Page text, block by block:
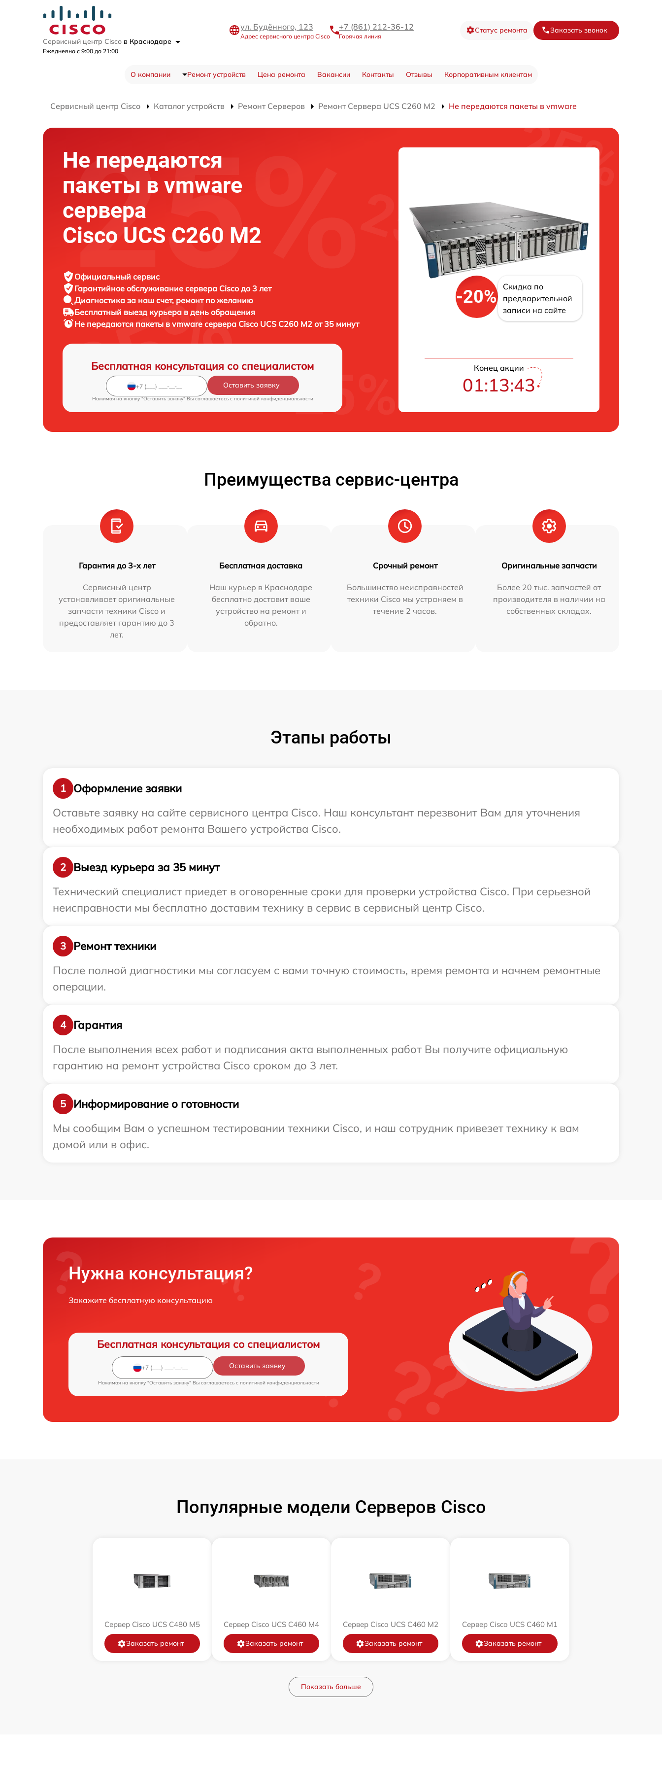
Сервисный центр Cisco в Краснодаре
Ежедневно с 9:00 до 21:00
ул. Будённого, 123
Адрес сервисного центра Cisco
+7 (861) 212-36-12
Горячая линия
Статус ремонта Заказать звонок
О компании Ремонт устройств Цена ремонта Вакансии Контакты Отзывы Корпоративным клиентам
Сервисный центр Cisco Каталог устройств Ремонт Серверов Ремонт Сервера UCS C260 M2 Не передаются пакеты в vmware
Не передаются
пакеты в vmware
сервера
Cisco UCS C260 M2
Официальный сервис
Гарантийное обслуживание сервера Cisco до 3 лет
Диагностика за наш счет, ремонт по желанию
Бесплатный выезд курьера в день обращения
Не передаются пакеты в vmware сервера Cisco UCS C260 M2 от 35 минут
Бесплатная консультация со специалистом
Оставить заявку
Нажимая на кнопку "Оставить заявку" Вы соглашаетесь c политикой конфиденциальности
-20%
Скидка по
предварительной
записи на сайте
Конец акции
01:13:42
Преимущества сервис-центра
Гарантия до 3-х лет
Сервисный центр
устанавливает оригинальные
запчасти техники Cisco и
предоставляет гарантию до 3
лет.
Бесплатная доставка
Наш курьер в Краснодаре
бесплатно доставит ваше
устройство на ремонт и
обратно.
Срочный ремонт
Большинство неисправностей
техники Cisco мы устраняем в
течение 2 часов.
Оригинальные запчасти
Более 20 тыс. запчастей от
производителя в наличии на
собственных складах.
Этапы работы
1
Оформление заявки
Оставьте заявку на сайте сервисного центра Cisco. Наш консультант перезвонит Вам для уточнения
необходимых работ ремонта Вашего устройства Cisco.
2
Выезд курьера за 35 минут
Технический специалист приедет в оговоренные сроки для проверки устройства Cisco. При серьезной
неисправности мы бесплатно доставим технику в сервис в сервисный центр Cisco.
3
Ремонт техники
После полной диагностики мы согласуем с вами точную стоимость, время ремонта и начнем ремонтные
операции.
4
Гарантия
После выполнения всех работ и подписания акта выполненных работ Вы получите официальную
гарантию на ремонт устройства Cisco сроком до 3 лет.
5
Информирование о готовности
Мы сообщим Вам о успешном тестировании техники Cisco, и наш сотрудник привезет технику к вам
домой или в офис.
Нужна консультация?
Закажите бесплатную консультацию
Бесплатная консультация со специалистом
Оставить заявку
Нажимая на кнопку "Оставить заявку" Вы соглашаетесь c политикой конфиденциальности
Популярные модели Серверов Cisco
Сервер Cisco UCS C480 M5
Заказать ремонт
Сервер Cisco UCS C460 M4
Заказать ремонт
Сервер Cisco UCS C460 M2
Заказать ремонт
Сервер Cisco UCS C460 M1
Заказать ремонт
Показать больше